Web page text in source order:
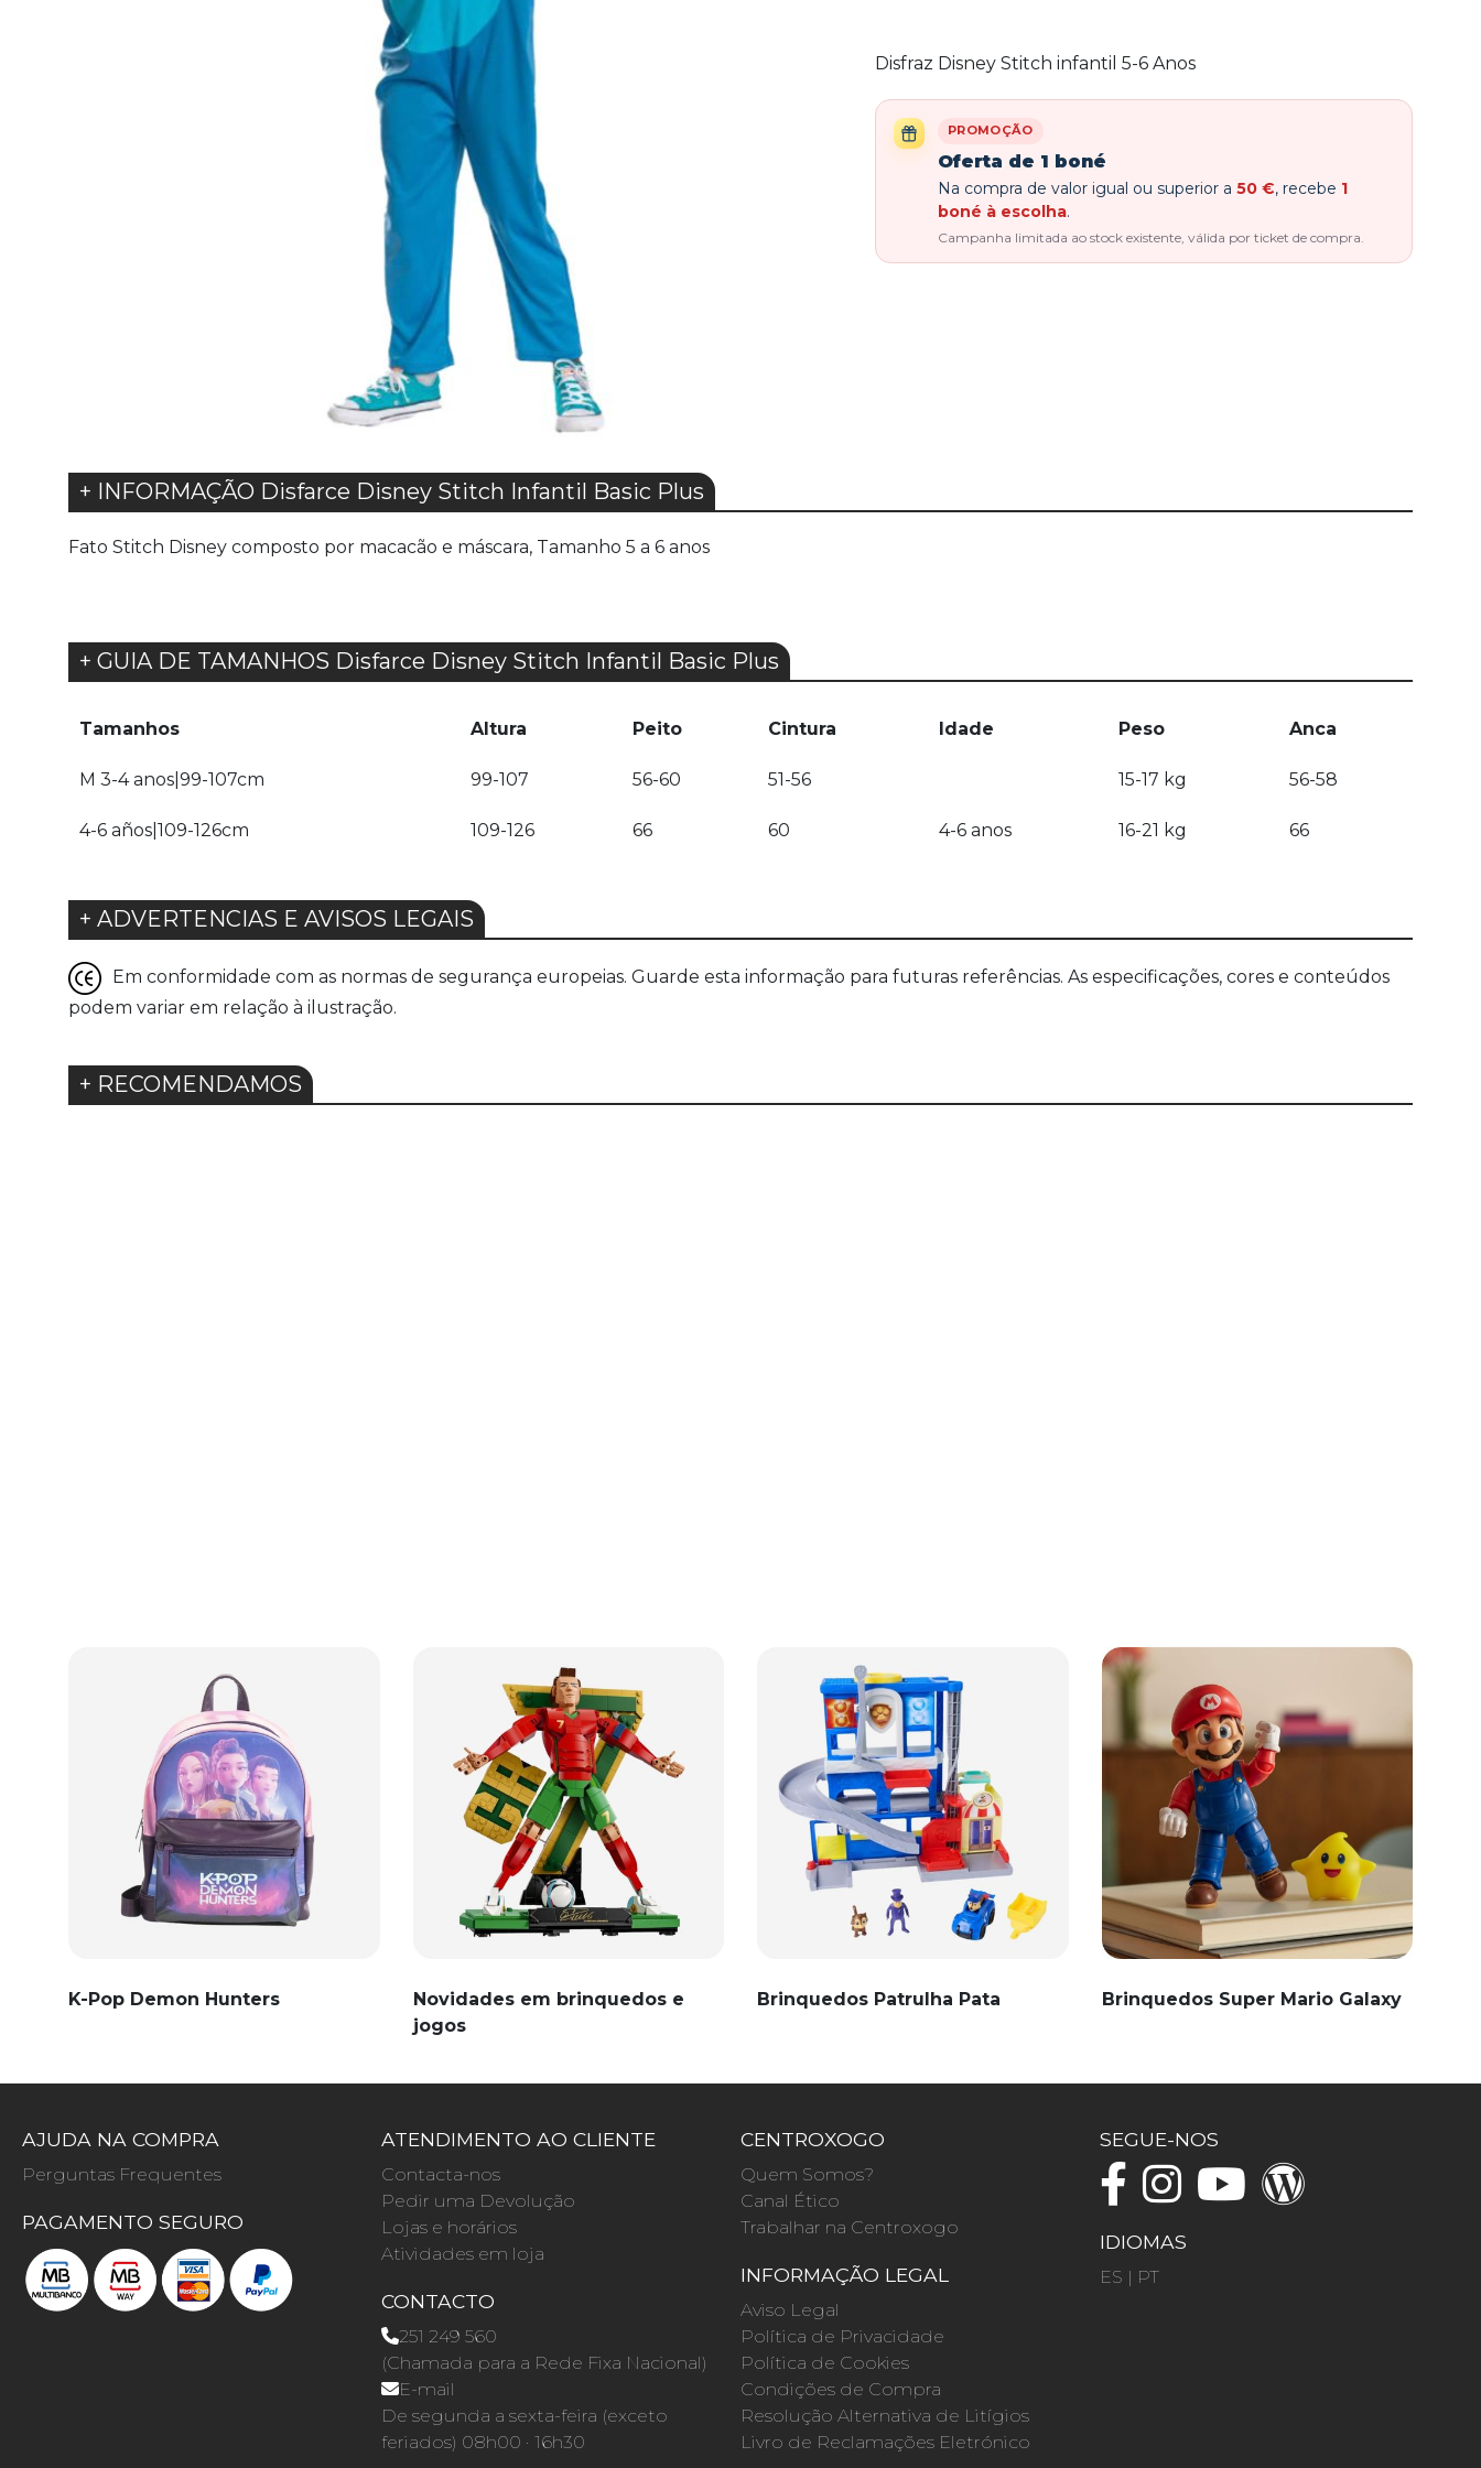
Disfraz Disney Stitch infantil 5-6 Anos
PROMOÇÃO
Oferta de 1 boné
Na compra de valor igual ou superior a 50 €, recebe 1
boné à escolha.
Campanha limitada ao stock existente, válida por ticket de compra.
+ INFORMAÇÃO Disfarce Disney Stitch Infantil Basic Plus
Fato Stitch Disney composto por macacão e máscara, Tamanho 5 a 6 anos
+ GUIA DE TAMANHOS Disfarce Disney Stitch Infantil Basic Plus
Tamanhos Altura Peito Cintura Idade Peso Anca
M 3-4 anos|99-107cm 99-107 56-60 51-56 15-17 kg 56-58
4-6 años|109-126cm 109-126 66 60 4-6 anos 16-21 kg 66
+ ADVERTENCIAS E AVISOS LEGAIS
Em conformidade com as normas de segurança europeias. Guarde esta informação para futuras referências. As especificações, cores e conteúdos
podem variar em relação à ilustração.
+ RECOMENDAMOS
K-Pop Demon Hunters
Novidades em brinquedos e
jogos
Brinquedos Patrulha Pata Brinquedos Super Mario Galaxy
AJUDA NA COMPRA
Perguntas Frequentes
PAGAMENTO SEGURO
ATENDIMENTO AO CLIENTE
Contacta-nos
Pedir uma Devolução
Lojas e horários
Atividades em loja
CONTACTO
251 249 560
(Chamada para a Rede Fixa Nacional)
E-mail
De segunda a sexta-feira (exceto
feriados) 08h00 · 16h30
CENTROXOGO
Quem Somos?
Canal Ético
Trabalhar na Centroxogo
INFORMAÇÃO LEGAL
Aviso Legal
Política de Privacidade
Política de Cookies
Condições de Compra
Resolução Alternativa de Litígios
Livro de Reclamações Eletrónico
SEGUE-NOS
IDIOMAS
ES | PT